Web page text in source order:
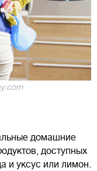
домашние
доступных
и уксус или лимон.